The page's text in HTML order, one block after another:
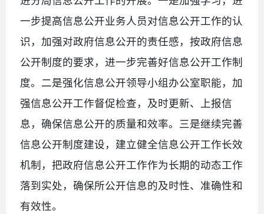
一步提高信息公开业务人员对信息公开工作的认
识，加强对政府信息公开的责任感，按政府信息
公开制度的要求，进一步完善好信息公开工作制
度。二是强化信息公开领导小组办公室职能，加
强信息公开工作督促检查，及时更新、上报信
息，确保信息公开的质量和效率。三是继续完善
信息公开制度建设，建立健全信息公开工作长效
机制，把政府信息公开工作作为长期的动态工作
落到实处，确保所公开信息的及时性、准确性和
有效性。